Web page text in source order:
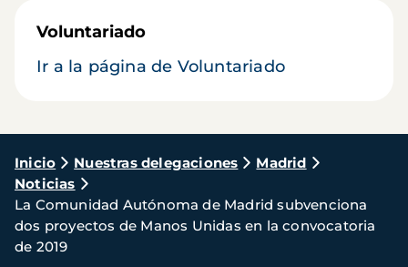
Voluntariado
Ir a la página de Voluntariado
Ruta
de
navegación
Inicio Nuestras delegaciones
Madrid
Noticias
La Comunidad Autónoma de Madrid subvenciona
dos proyectos de Manos Unidas en la convocatoria
de 2019